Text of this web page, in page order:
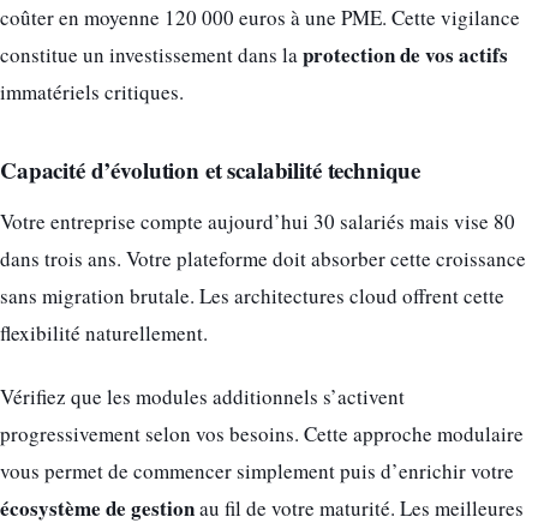
coûter en moyenne 120 000 euros à une PME. Cette vigilance
constitue un investissement dans laprotection de vos actifs
immatériels critiques.
Capacité d’évolution et scalabilité technique
Votre entreprise compte aujourd’hui 30 salariés mais vise 80
dans trois ans. Votre plateforme doit absorber cette croissance
sans migration brutale. Les architectures cloud offrent cette
flexibilité naturellement.
Vérifiez que les modules additionnels s’activent
progressivement selon vos besoins. Cette approche modulaire
vous permet de commencer simplement puis d’enrichir votre
écosystème de gestionau fil de votre maturité. Les meilleures